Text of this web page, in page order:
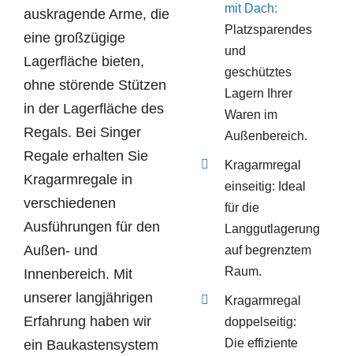
auskragende Arme, die
eine großzügige
Lagerfläche bieten,
ohne störende Stützen
in der Lagerfläche des
Regals. Bei Singer
Regale erhalten Sie
Kragarmregale in
verschiedenen
Ausführungen für den
Außen- und
Innenbereich. Mit
unserer langjährigen
Erfahrung haben wir
ein Baukastensystem
mit Dach:
Platzsparendes
und
geschütztes
Lagern Ihrer
Waren im
Außenbereich.
Kragarmregal
einseitig: Ideal
für die
Langgutlagerung
auf begrenztem
Raum.
Kragarmregal
doppelseitig:
Die effiziente